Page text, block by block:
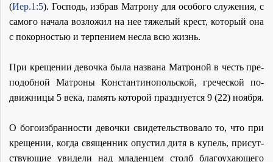
(Иер.1:5). Гос­подь, из­брав Мат­ро­ну для осо­бо­го слу­же­ния, с
са­мо­го на­ча­ла воз­ло­жил на нее тя­же­лый крест, ко­то­рый она
с по­кор­но­стью и тер­пе­ни­ем нес­ла всю жизнь.
При кре­ще­нии де­воч­ка бы­ла на­зва­на Мат­ро­ной в честь пре­
по­доб­ной Мат­ро­ны Кон­стан­ти­но­поль­ской, гре­че­ской по­
движ­ни­цы 5 ве­ка, па­мять ко­то­рой празд­ну­ет­ся 9 (22) но­яб­ря.
О бо­го­из­бран­но­сти де­воч­ки сви­де­тель­ство­ва­ло то, что при
кре­ще­нии, ко­гда свя­щен­ник опу­стил ди­тя в ку­пель, при­сут­
ству­ю­щие уви­де­ли над мла­ден­цем столб бла­го­уха­ю­ще­го